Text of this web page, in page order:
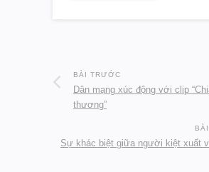
BÀI TRƯỚC
Dân mạng xúc động với clip
thương”
Sự khác biệt giữa người kiệt xuất